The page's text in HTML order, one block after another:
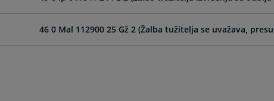
46 0 Mal 112900 25 Gž 2 (Žalba tužitelja se uvažava,